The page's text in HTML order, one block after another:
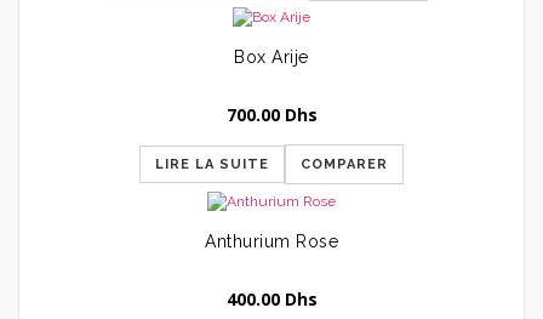
Box Arije
700.00 Dhs
LIRE LA SUITE COMPARER
Anthurium Rose
400.00 Dhs